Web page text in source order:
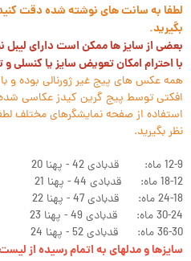
لطفا به سانت های نوشته شده دقت
بگیرید.
بعضی از سایز ها ممکن است دارای لیبل
با احترام امکان تعویض سایز یا کنسلی
همه عکس های پیج غیر ژورنالی بوده و
افکتی توسط پیج گرین کیدز عکاسی
استفاده از صفحه نمایشگرهای مختلف
نظر بگیرید.
12-9 ماه: قدبادی 42 - پهنا 20
18-12 ماه: قدبادی 44 - پهنا 21
24-18 ماه: قدبادی 47 - پهنا 22
30-24 ماه: قدبادی 49 - پهنا 23
36-30 ماه: قدبادی 52 - پهنا 24
سایزها و مدلهای به اتمام رسیده از